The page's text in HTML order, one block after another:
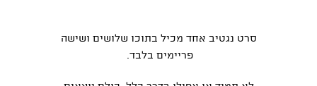
סרט נגטיב אחד מכיל בתוכו שלושים ושישה
פריימים בלבד.